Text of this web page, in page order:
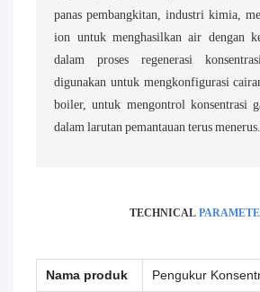
panas pembangkitan, industri kimia,
ion untuk menghasilkan air dengan
dalam proses regenerasi
digunakan untuk mengkonfigurasi
boiler, untuk mengontrol konsentrasi
dalam larutan pemantauan terus menerus.
TECHNICAL
Nama produk Pengukur